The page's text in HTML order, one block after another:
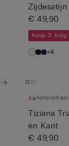
Zijdesatijn
€ 49,90
Koop 3, krijg
+4
Aanpasbaar
Tiziana
en Kant
€ 49,90